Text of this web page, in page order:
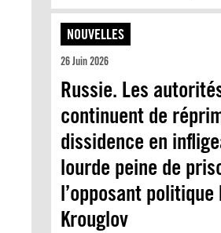
NOUVELLES
26 Juin 2026
Russie. Les
continuent de
dissidence en
lourde peine de
l’opposant politique
Krouglov